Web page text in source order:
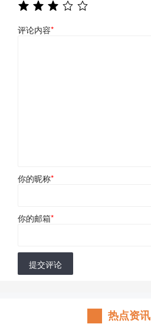
评论内容*
你的昵称*
你的邮箱*
提交评论
热点资讯